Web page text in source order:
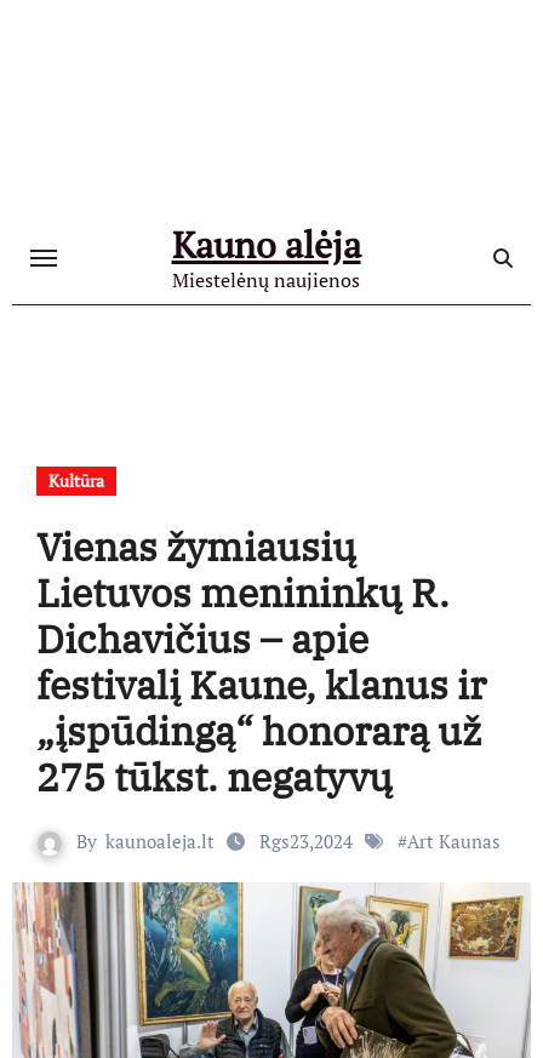
Kauno alėja
Miestelėnų naujienos
Kultūra
Vienas žymiausių
Lietuvos menininkų R.
Dichavičius – apie
festivalį Kaune, klanus ir
„įspūdingą“ honorarą už
275 tūkst. negatyvų
By kaunoaleja.lt Rgs23,2024 #Art Kaunas